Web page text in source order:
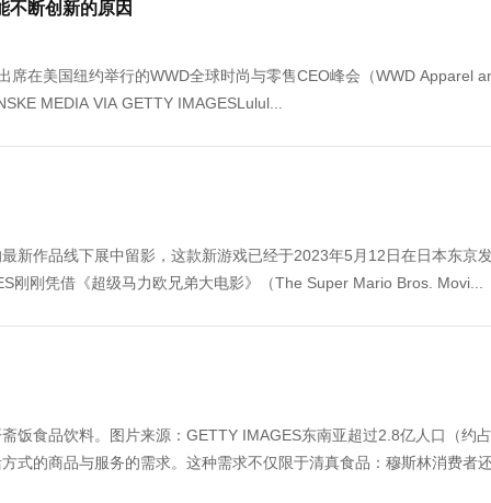
断创新的原因
在美国纽约举行的WWD全球时尚与零售CEO峰会（WWD Apparel
MEDIA VIA GETTY IMAGESLulul...
新作品线下展中留影，这款新游戏已经于2023年5月12日在日本东京发
刚凭借《超级马力欧兄弟大电影》（The Super Mario Bros. Movi...
饭食品饮料。图片来源：GETTY IMAGES东南亚超过2.8亿人口（约
式的商品与服务的需求。这种需求不仅限于清真食品：穆斯林消费者